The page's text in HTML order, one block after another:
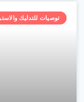
توصيات للتدليك